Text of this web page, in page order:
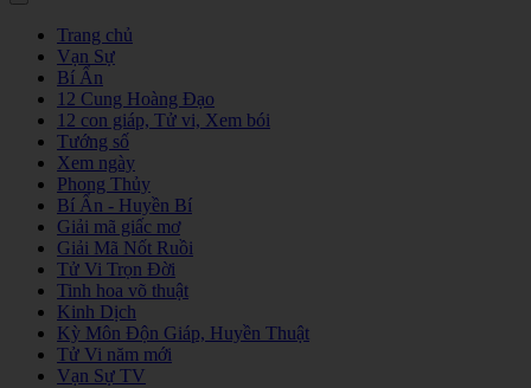
Trang chủ
Vạn Sự
Bí Ẩn
12 Cung Hoàng Đạo
12 con giáp, Tử vi, Xem bói
Tướng số
Xem ngày
Phong Thủy
Bí Ẩn - Huyền Bí
Giải mã giấc mơ
Giải Mã Nốt Ruồi
Tử Vi Trọn Đời
Tinh hoa võ thuật
Kinh Dịch
Kỳ Môn Độn Giáp, Huyền Thuật
Tử Vi năm mới
Vạn Sự TV